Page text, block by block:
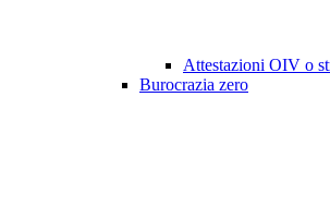
Attestazioni OIV o
Burocrazia zero